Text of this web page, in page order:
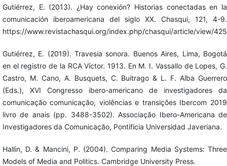
Gutiérrez, E. (2013). ¿Hay conexión? Historias conectadas en la
comunicación iberoamericana del siglo XX. Chasqui, 121, 4-9.
https://www.revistachasqui.org/index.php/chasqui/article/view/425
Gutiérrez, E. (2019). Travesia sonora. Buenos Aires, Lima, Bogotá
en el registro de la RCA Víctor. 1913. En M. I. Vassallo de Lopes, G.
Castro, M. Cano, A. Busquets, C. Buitrago & L. F. Alba Guerrero
(Eds.), XVI Congresso ibero-americano de investigadores da
comunicação comunicação, violências e transições Ibercom 2019
livro de anais (pp. 3488-3502). Associação Ibero-Americana de
Investigadores da Comunicação, Pontificia Universidad Javeriana.
Hallin, D. & Mancini, P. (2004). Comparing Media Systems: Three
Models of Media and Politics. Cambridge University Press.